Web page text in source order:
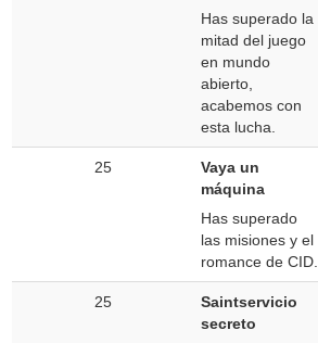
Has superado la
mitad del juego
en mundo
abierto,
acabemos con
esta lucha.
25
Vaya un
máquina
Has superado
las misiones y el
romance de CID.
25
Saintservicio
secreto